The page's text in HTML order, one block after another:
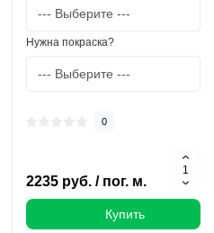
Нужна покраска?
0
2235 руб. / пог. м.
Купить